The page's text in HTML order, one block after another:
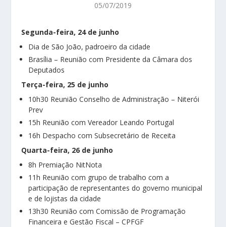
05/07/2019
Segunda-feira, 24 de junho
Dia de São João, padroeiro da cidade
Brasília – Reunião com Presidente da Câmara dos
Deputados
Terça-feira, 25 de junho
10h30 Reunião Conselho de Administração – Niterói
Prev
15h Reunião com Vereador Leando Portugal
16h Despacho com Subsecretário de Receita
Quarta-feira, 26 de junho
8h Premiação NitNota
11h Reunião com grupo de trabalho com a
participação de representantes do governo municipal
e de lojistas da cidade
13h30 Reunião com Comissão de Programação
Financeira e Gestão Fiscal – CPFGF